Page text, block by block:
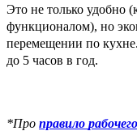
Это не только удобно
функционалом), но
перемещении по
до 5 часов в год.
*Про правило